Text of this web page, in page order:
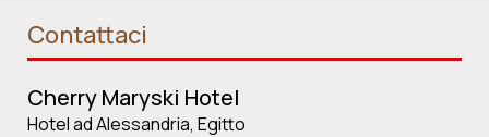
Contattaci
Cherry Maryski Hotel
Hotel ad Alessandria, Egitto